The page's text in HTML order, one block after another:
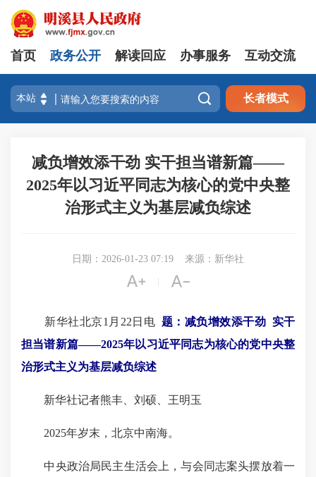
首页 政务公开 解读回应 办事服务 互动交流
 长者模式
减负增效添干劲 实干担当谱新篇——
2025年以习近平同志为核心的党中央整
治形式主义为基层减负综述
日期：2026-01-23 07:19 来源：新华社
 
新华社北京1月22日电 题：减负增效添干劲 实干
担当谱新篇——2025年以习近平同志为核心的党中央整
治形式主义为基层减负综述
新华社记者熊丰、刘硕、王明玉
2025年岁末，北京中南海。
中央政治局民主生活会上，与会同志案头摆放着一